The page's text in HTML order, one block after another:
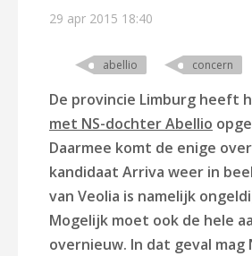
29 apr 2015 18:40
abellio concern
De provincie Limburg heeft
met NS-dochter Abellio
Daarmee komt de enige
kandidaat Arriva weer in
van Veolia is namelijk
Mogelijk moet ook de hele
overnieuw. In dat geval mag